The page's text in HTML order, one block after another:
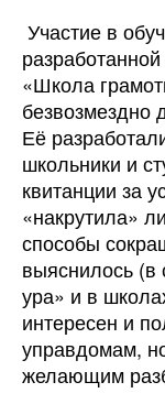
Участие в
«Школа
безвозмездно
Её
школьники и
квитанции за
«накрутила»
способы
выяснилось (в
ура» и в
интересен и
управдомам,
желающим